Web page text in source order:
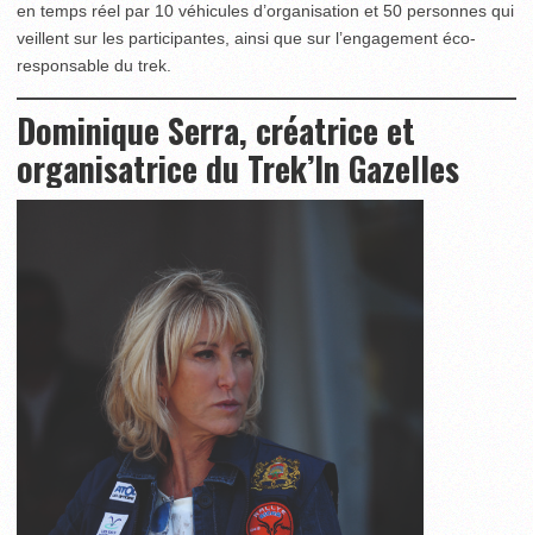
en temps réel par 10 véhicules d’organisation et 50 personnes qui
veillent sur les participantes, ainsi que sur l’engagement éco-
responsable du trek.
Dominique Serra, créatrice et
organisatrice du Trek’In Gazelles